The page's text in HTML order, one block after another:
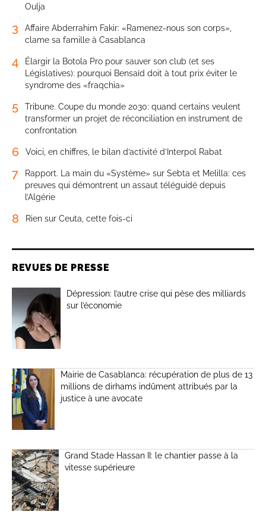
Oulja
3
Affaire Abderrahim Fakir: «Ramenez-nous son corps»,
clame sa famille à Casablanca
4
Élargir la Botola Pro pour sauver son club (et ses
Législatives): pourquoi Bensaïd doit à tout prix éviter le
syndrome des «fraqchia»
5
Tribune. Coupe du monde 2030: quand certains veulent
transformer un projet de réconciliation en instrument de
confrontation
6 Voici, en chiffres, le bilan d’activité d’Interpol Rabat
7
Rapport. La main du «Système» sur Sebta et Melilla: ces
preuves qui démontrent un assaut téléguidé depuis
l’Algérie
8 Rien sur Ceuta, cette fois-ci
REVUES DE PRESSE
Dépression: l’autre crise qui pèse des milliards
sur l’économie
Mairie de Casablanca: récupération de plus de 13
millions de dirhams indûment attribués par la
justice à une avocate
Grand Stade Hassan II: le chantier passe à la
vitesse supérieure